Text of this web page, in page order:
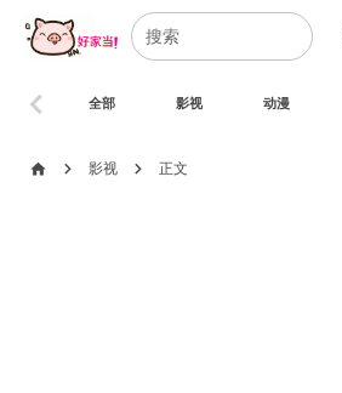
全部 影视 动漫
chevron_left
home chevron_right 影视 chevron_right 正文